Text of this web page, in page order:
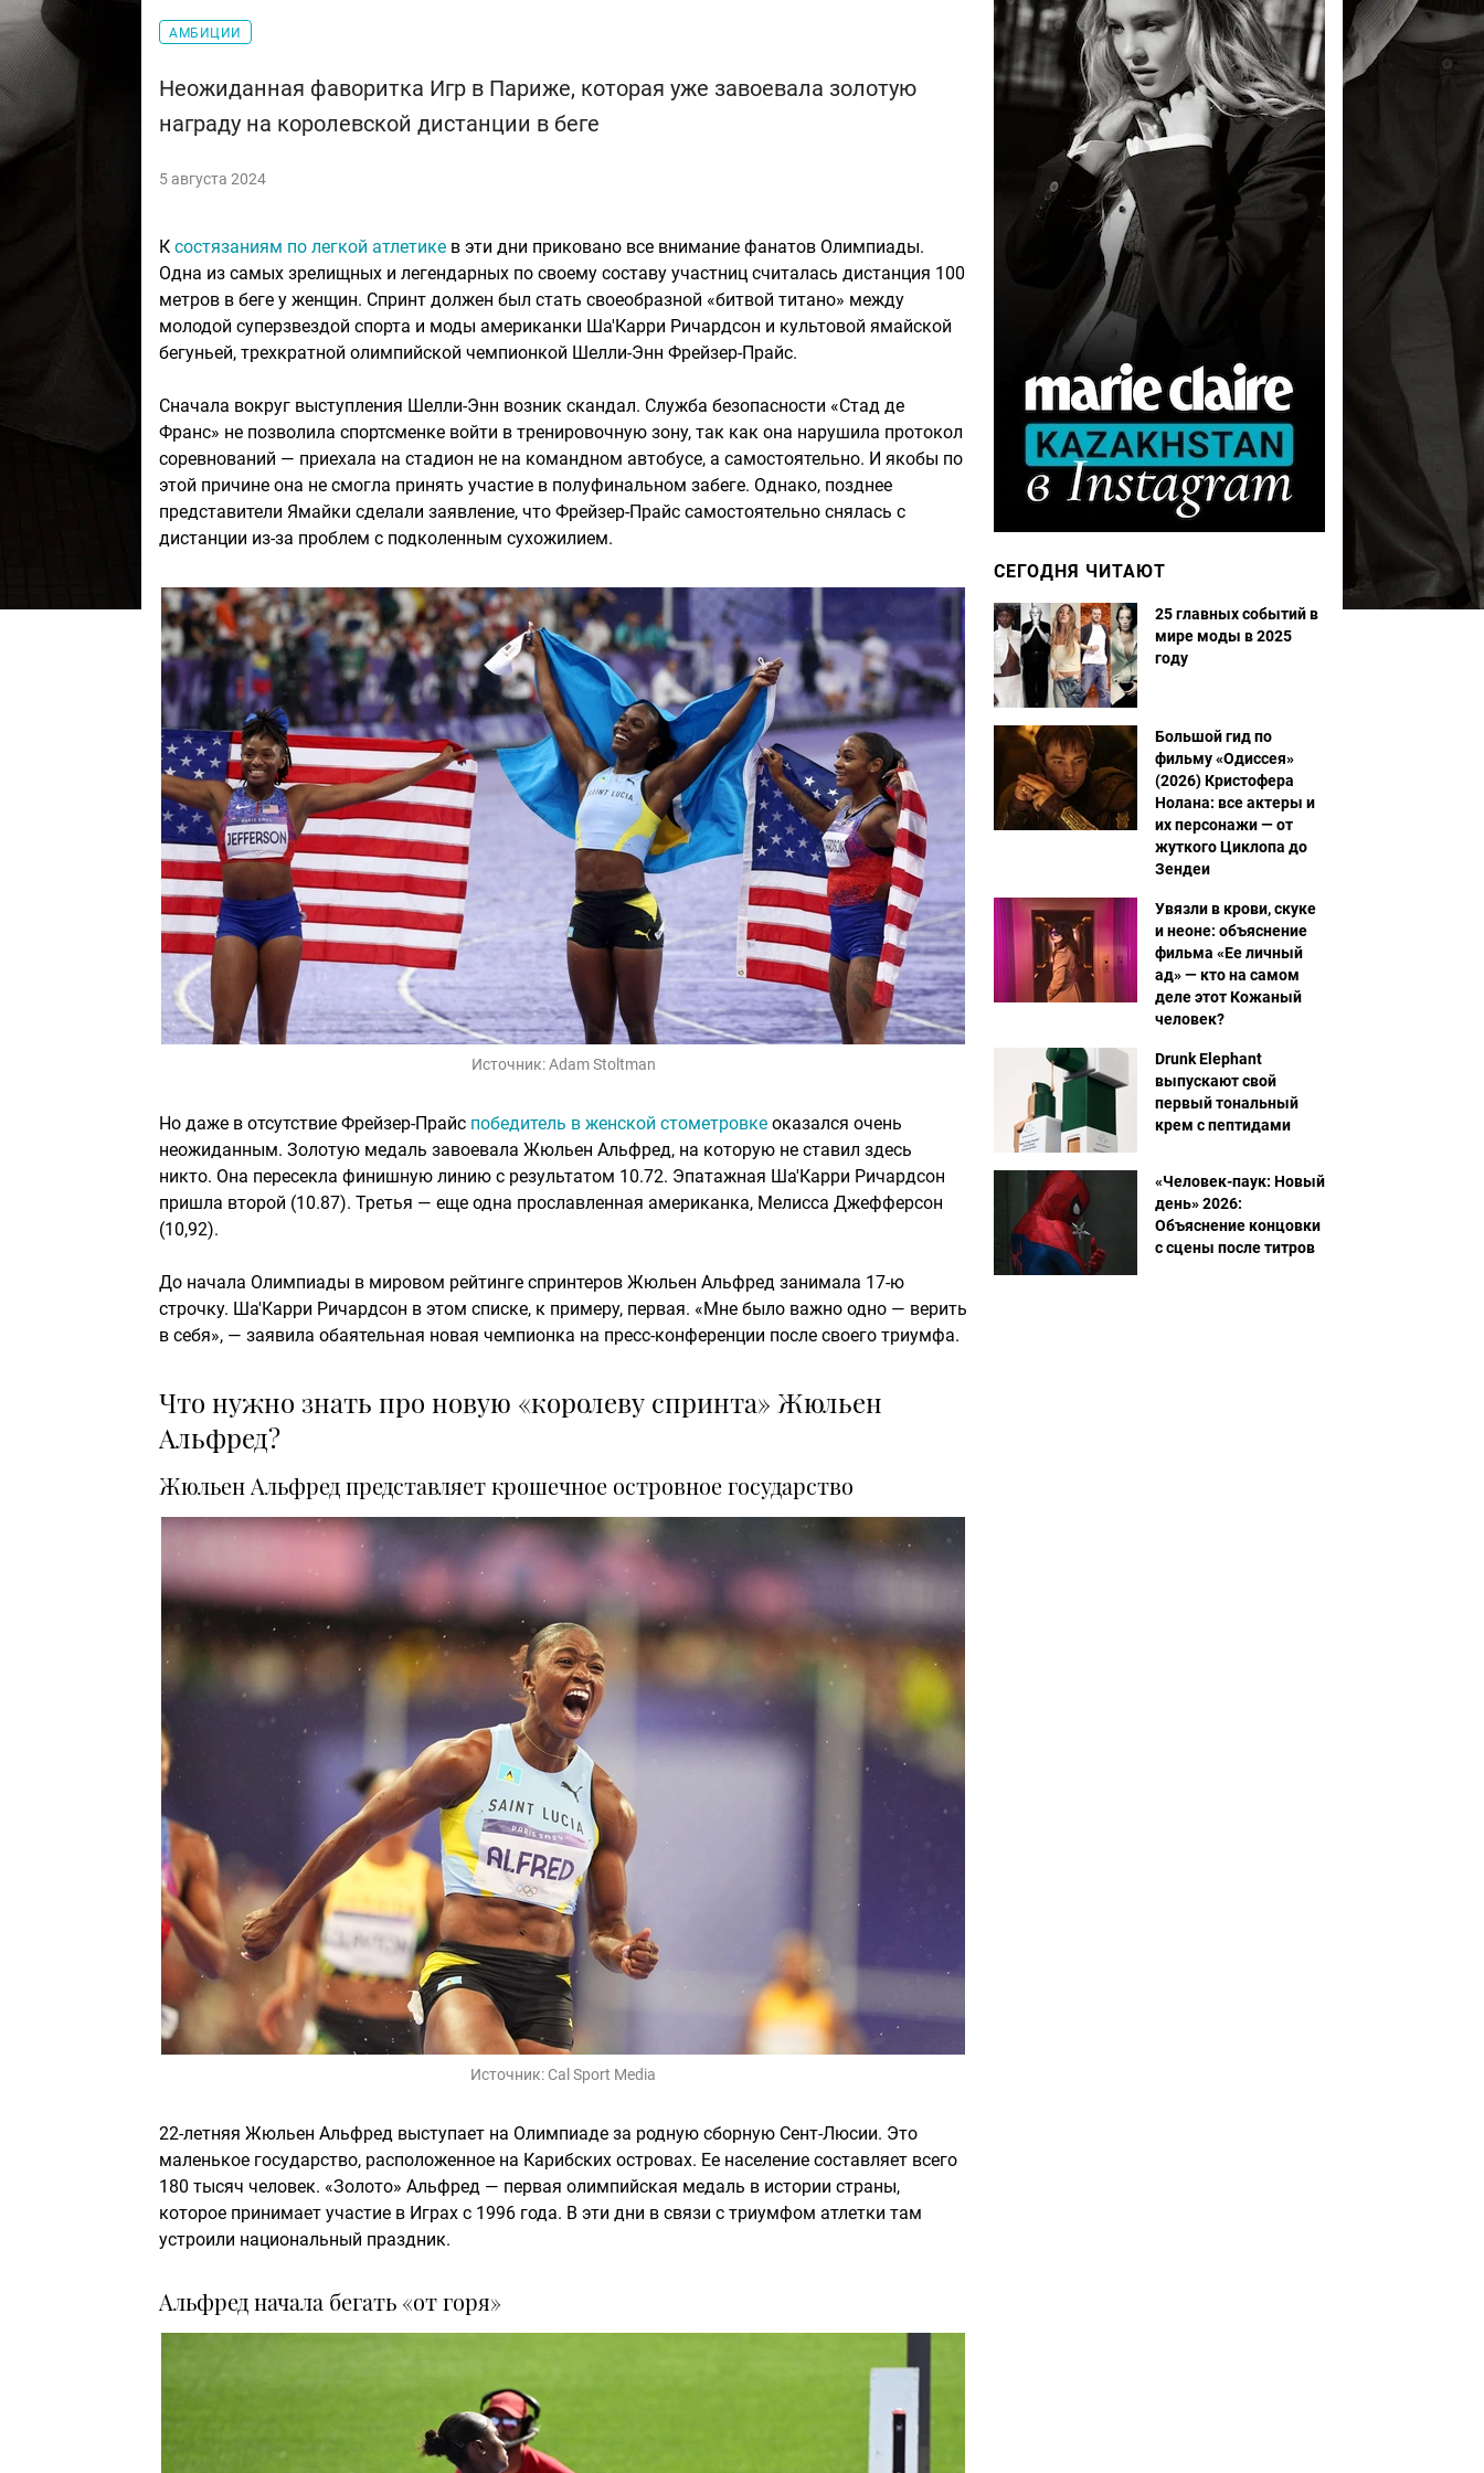
АМБИЦИИ
Неожиданная фаворитка Игр в Париже, которая уже завоевала золотую
награду на королевской дистанции в беге
5 августа 2024
К состязаниям по легкой атлетике в эти дни приковано все внимание фанатов Олимпиады.
Одна из самых зрелищных и легендарных по своему составу участниц считалась дистанция 100
метров в беге у женщин. Спринт должен был стать своеобразной «битвой титано» между
молодой суперзвездой спорта и моды американки Ша'Карри Ричардсон и культовой ямайской
бегуньей, трехкратной олимпийской чемпионкой Шелли-Энн Фрейзер-Прайс.
Сначала вокруг выступления Шелли-Энн возник скандал. Служба безопасности «Стад де
Франс» не позволила спортсменке войти в тренировочную зону, так как она нарушила протокол
соревнований — приехала на стадион не на командном автобусе, а самостоятельно. И якобы по
этой причине она не смогла принять участие в полуфинальном забеге. Однако, позднее
представители Ямайки сделали заявление, что Фрейзер-Прайс самостоятельно снялась с
дистанции из-за проблем с подколенным сухожилием.
Источник:Adam Stoltman
Но даже в отсутствие Фрейзер-Прайс победитель в женской стометровке оказался очень
неожиданным. Золотую медаль завоевала Жюльен Альфред, на которую не ставил здесь
никто. Она пересекла финишную линию с результатом 10.72. Эпатажная Ша'Карри Ричардсон
пришла второй (10.87). Третья — еще одна прославленная американка, Мелисса Джефферсон
(10,92).
До начала Олимпиады в мировом рейтинге спринтеров Жюльен Альфред занимала 17-ю
строчку. Ша'Карри Ричардсон в этом списке, к примеру, первая. «Мне было важно одно — верить
в себя», — заявила обаятельная новая чемпионка на пресс-конференции после своего триумфа.
Что нужно знать про новую «королеву спринта» Жюльен
Альфред?
Жюльен Альфред представляет крошечное островное государство
Источник: Cal Sport Media
22-летняя Жюльен Альфред выступает на Олимпиаде за родную сборную Сент-Люсии. Это
маленькое государство, расположенное на Карибских островах. Ее население составляет всего
180 тысяч человек. «Золото» Альфред — первая олимпийская медаль в истории страны,
которое принимает участие в Играх с 1996 года. В эти дни в связи с триумфом атлетки там
устроили национальный праздник.
Альфред начала бегать «от горя»
СЕГОДНЯ ЧИТАЮТ
25 главных событий в
мире моды в 2025
году
Большой гид по
фильму «Одиссея»
(2026) Кристофера
Нолана: все актеры и
их персонажи — от
жуткого Циклопа до
Зендеи
Увязли в крови, скуке
и неоне: объяснение
фильма «Ее личный
ад» — кто на самом
деле этот Кожаный
человек?
Drunk Elephant
выпускают свой
первый тональный
крем с пептидами
«Человек-паук: Новый
день» 2026:
Объяснение концовки
с сцены после титров